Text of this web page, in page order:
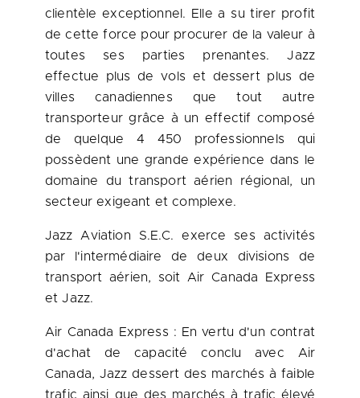
clientèle exceptionnel. Elle a su tirer profit
de cette force pour procurer de la valeur à
toutes ses parties prenantes. Jazz
effectue plus de vols et dessert plus de
villes canadiennes que tout autre
transporteur grâce à un effectif composé
de quelque 4 450 professionnels qui
possèdent une grande expérience dans le
domaine du transport aérien régional, un
secteur exigeant et complexe.
Jazz Aviation S.E.C. exerce ses activités
par l'intermédiaire de deux divisions de
transport aérien, soit Air Canada Express
et Jazz.
Air Canada Express : En vertu d'un contrat
d'achat de capacité conclu avec Air
Canada, Jazz dessert des marchés à faible
trafic ainsi que des marchés à trafic élevé